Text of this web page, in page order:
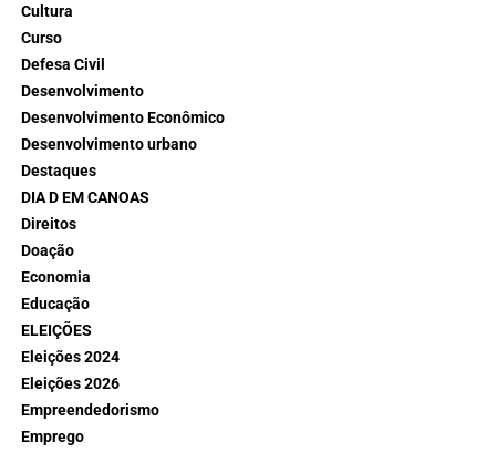
Cultura
Curso
Defesa Civil
Desenvolvimento
Desenvolvimento Econômico
Desenvolvimento urbano
Destaques
DIA D EM CANOAS
Direitos
Doação
Economia
Educação
ELEIÇÕES
Eleições 2024
Eleições 2026
Empreendedorismo
Emprego